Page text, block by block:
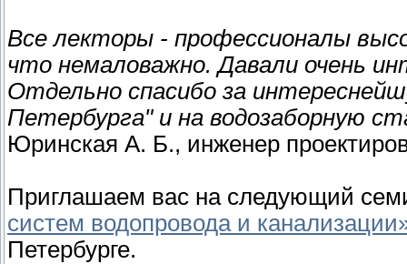
Все лекторы - профессионалы
что немаловажно. Давали очень
Отдельно спасибо за
Петербурга" и на водозаборную
Юринская А. Б., инженер
Приглашаем вас на следующий
систем водопровода и
Петербурге.